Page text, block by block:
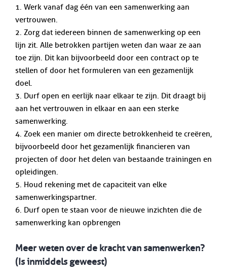
1. Werk vanaf dag één van een samenwerking aan
vertrouwen.
2. Zorg dat iedereen binnen de samenwerking op een
lijn zit. Alle betrokken partijen weten dan waar ze aan
toe zijn. Dit kan bijvoorbeeld door een contract op te
stellen of door het formuleren van een gezamenlijk
doel.
3. Durf open en eerlijk naar elkaar te zijn. Dit draagt bij
aan het vertrouwen in elkaar en aan een sterke
samenwerking.
4. Zoek een manier om directe betrokkenheid te creëren,
bijvoorbeeld door het gezamenlijk financieren van
projecten of door het delen van bestaande trainingen en
opleidingen.
5. Houd rekening met de capaciteit van elke
samenwerkingspartner.
6. Durf open te staan voor de nieuwe inzichten die de
samenwerking kan opbrengen
Meer weten over de kracht van samenwerken?
(Is inmiddels geweest)